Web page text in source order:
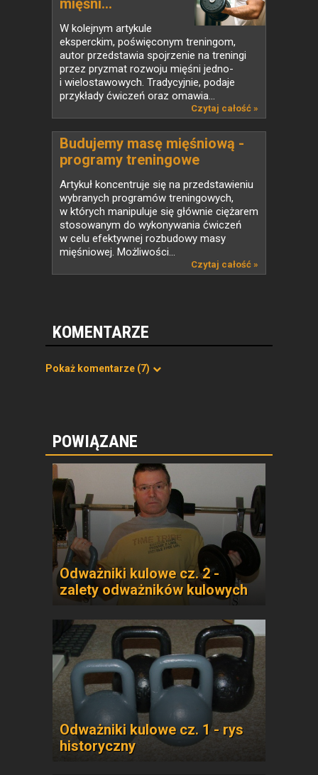
mięśni...
W kolejnym artykule
eksperckim, poświęconym treningom,
autor przedstawia spojrzenie na treningi
przez pryzmat rozwoju mięśni jedno-
i wielostawowych. Tradycyjnie, podaje
przykłady ćwiczeń oraz omawia...
Czytaj całość »
Budujemy masę mięśniową -
programy treningowe
manipulujące ciężarem
stosowanym do ćwiczeń
Artykuł koncentruje się na przedstawieniu
wybranych programów treningowych,
w których manipuluje się głównie ciężarem
stosowanym do wykonywania ćwiczeń
w celu efektywnej rozbudowy masy
mięśniowej. Możliwości...
Czytaj całość »
KOMENTARZE
Pokaż komentarze (7)
POWIĄZANE
Odważniki kulowe cz. 2 -
zalety odważników kulowych
Odważniki kulowe cz. 1 - rys
historyczny